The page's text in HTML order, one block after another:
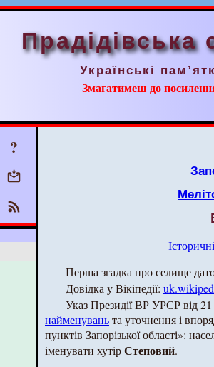
Прадідівська
Українські
Змагатимеш до
?
Перша згадка про селище
Довідка у Вікіпедії:
Указ Президії ВР УРСР від
найменуваньта уточнення і
пунктів Запорізької області»:
іменувати хутірСтеповий.